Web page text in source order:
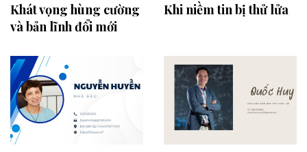
Khát vọng hùng cường
và bản lĩnh đổi mới
Khi niềm tin bị thử lửa